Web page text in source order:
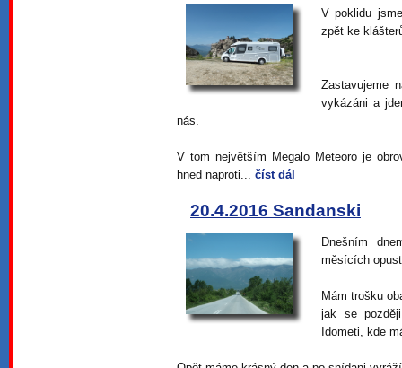
V poklidu
zpět ke
Zastavujeme
vykázáni a
nás.
V tom největším Megalo Meteoro je
hned naproti... číst dál
20.4.2016 Sandanski
Dnešním
měsících
Mám trošku
jak se
Idometi, kde